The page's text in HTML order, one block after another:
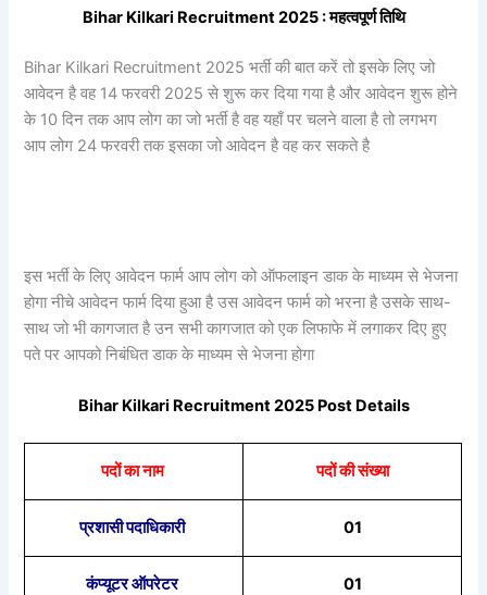
Bihar Kilkari Recruitment 2025 : महत्वपूर्ण तिथि
Bihar Kilkari Recruitment 2025 भर्ती की बात करें तो इसके लिए जो
आवेदन है वह 14 फरवरी 2025 से शुरू कर दिया गया है और आवेदन शुरू होने
के 10 दिन तक आप लोग का जो भर्ती है वह यहाँ पर चलने वाला है तो लगभग
आप लोग 24 फरवरी तक इसका जो आवेदन है वह कर सकते है
इस भर्ती के लिए आवेदन फार्म आप लोग को ऑफलाइन डाक के माध्यम से भेजना
होगा नीचे आवेदन फार्म दिया हुआ है उस आवेदन फार्म को भरना है उसके साथ-
साथ जो भी कागजात है उन सभी कागजात को एक लिफाफे में लगाकर दिए हुए
पते पर आपको निबंधित डाक के माध्यम से भेजना होगा
Bihar Kilkari Recruitment 2025 Post Details
पदों का नाम पदों की संख्या
प्रशासी पदाधिकारी 01
कंप्यूटर ऑपरेटर 01